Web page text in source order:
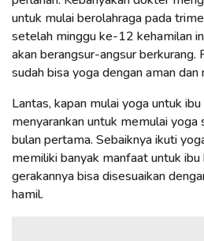
untuk mulai berolahraga pada
setelah minggu ke-12 kehamilan
akan berangsur-angsur berkurang.
sudah bisa yoga dengan aman dan
Lantas, kapan mulai yoga untuk
menyarankan untuk memulai
bulan pertama. Sebaiknya ikuti
memiliki banyak manfaat untuk ibu
gerakannya bisa disesuaikan
hamil.